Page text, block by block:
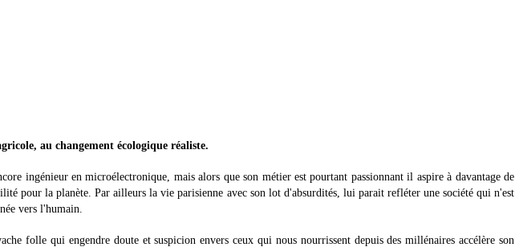
au changement écologique réaliste.
ingénieur en microélectronique, mais alors que son métier est pourtant passionnant il aspire à davantage de
pour la planète. Par ailleurs la vie parisienne avec son lot d'absurdités, lui parait refléter une société qui n'est
vers l'humain.
folle qui engendre doute et suspicion envers ceux qui nous nourrissent depuis des millénaires accélère son